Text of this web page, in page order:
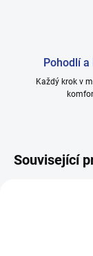
Pohodlí
Každý krok v
Související